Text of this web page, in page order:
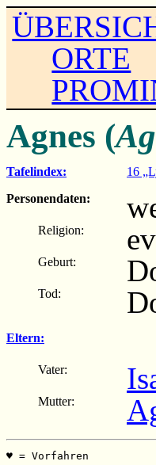
ORTE
Agnes (
Tafelindex: 16
Personendaten:
Religion:
Geburt:
Tod:
Eltern:
Vater:
Mutter:
♥ =